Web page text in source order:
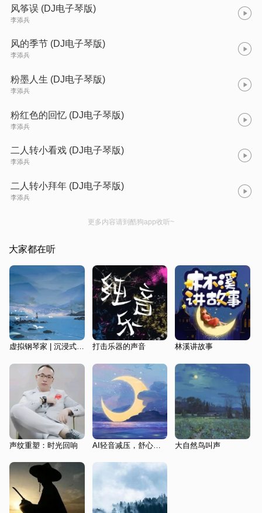
风筝误 (DJ电子琴版)
李添兵
风的季节 (DJ电子琴版)
李添兵
粉墨人生 (DJ电子琴版)
李添兵
粉红色的回忆 (DJ电子琴版)
李添兵
二人转小看戏 (DJ电子琴版)
李添兵
二人转小拜年 (DJ电子琴版)
李添兵
更多内容请到酷狗app收听~
大家都在听
虚拟钢琴家 | 沉浸式助眠轻音 打击乐器的声音 林溪讲故事
声纹重塑：时光回响 AI轻音减压，舒心入梦 大自然鸟叫声